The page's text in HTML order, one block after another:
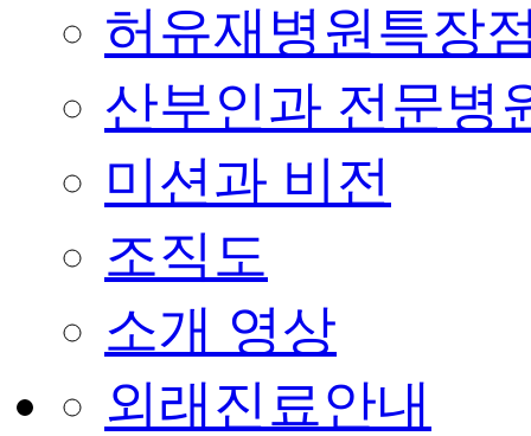
허유재병원특장
산부인과 전문병
미션과 비전
조직도
소개 영상
외래진료안내